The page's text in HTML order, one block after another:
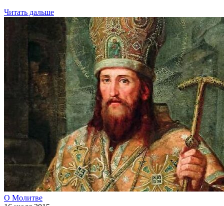
Читать дальше
О Молитве